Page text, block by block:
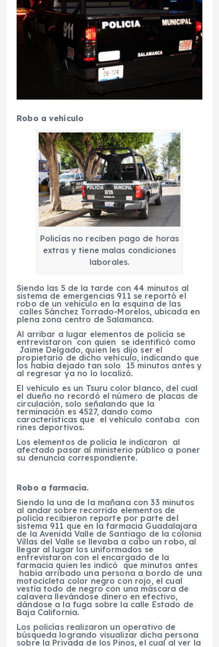
Robo a vehículo
Policías no reciben pago de horas
extras y tiene malas condiciones
laborales.
Siendo las 5 de la tarde con 44 minutos al
sistema de emergencias 911 se reportó el
robo de un vehículo en la esquina de las
calles Sánchez Torrado-Morelos, ubicada en
plena zona centro de Salamanca.
Al arribar a lugar elementos de policía se
entrevistaron con quien se identificó como
Jaime Delgado, quien les dijo ser el
propietario de dicho vehículo, indicando que
los había dejado tan solo 15 minutos antes y
al regresar ya no lo localizó.
El vehículo es un Tsuru color blanco, del cual
el dueño no recordó el número de placas de
circulación, solo señalando que la
terminación es 4527, dando como
características que el vehículo contaba con
rines deportivos.
Los elementos de policía le indicaron al
afectado pasar al ministerio público a poner
su denuncia correspondiente.
Robo a farmacia.
Siendo la una de la mañana con 33 minutos
al andar sobre recorrido elementos de
policía recibieron reporte por parte del
sistema 911 que en la farmacia Guadalajara
de la Avenida Valle de Santiago de la colonia
Villas del Valle se llevaba a cabo un robo, al
llegar al lugar los uniformados se
entrevistaron con el encargado de la
farmacia quien les indicó que minutos antes
había arribado una persona a bordo de una
motocicleta color negro con rojo, el cual
vestía todo de negro con una máscara de
calavera llevándose dinero en efectivo,
dándose a la fuga sobre la calle Estado de
Baja California.
Los policías realizaron un operativo de
búsqueda logrando visualizar dicha persona
sobre la Privada de los Pinos, el cual al ver la